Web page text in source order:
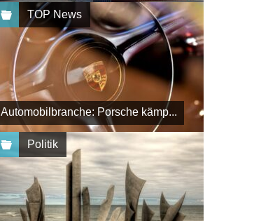
TOP News
Automobilbranche: Porsche kämp...
Politik